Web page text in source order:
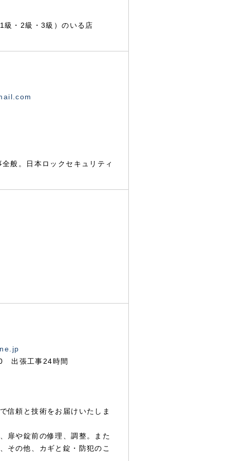
・2級・3級）のいる店
般。日本ロックセキュリティ
出張工事24時間
信頼と技術をお届けいたしま
扉や錠前の修理、調整。また
その他、カギと錠・防犯のこ